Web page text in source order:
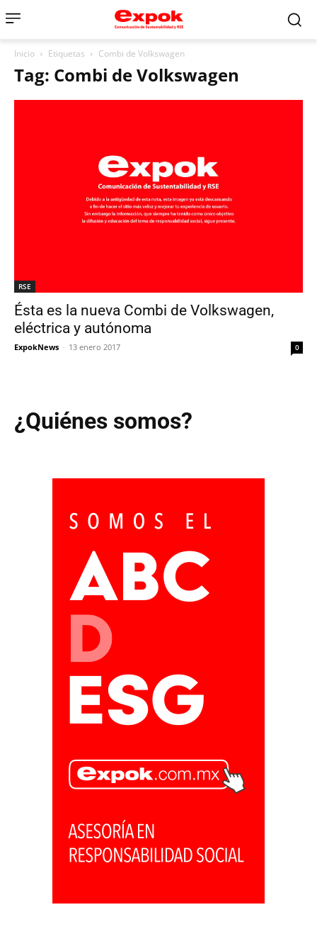
Inicio Etiquetas Combi de Volkswagen
Tag: Combi de Volkswagen
RSE
Ésta es la nueva Combi de Volkswagen,
eléctrica y autónoma
ExpokNews - 13 enero 2017 0
¿Quiénes somos?